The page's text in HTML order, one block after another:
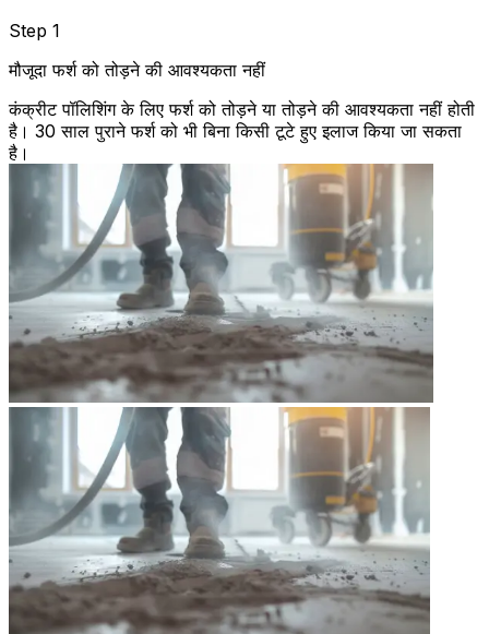
Step 1
मौजूदा फर्श को तोड़ने की आवश्यकता नहीं
कंक्रीट पॉलिशिंग के लिए फर्श को तोड़ने या तोड़ने की आवश्यकता नहीं होती
है। 30 साल पुराने फर्श को भी बिना किसी टूटे हुए इलाज किया जा सकता
है।